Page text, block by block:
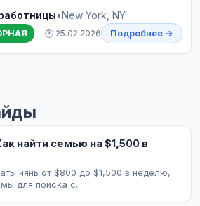
•New York, NY
🕐 25.02.2026 Подробнее →
найти семью на $1,500 в
нянь от $800 до $1,500 в неделю,
для поиска с...